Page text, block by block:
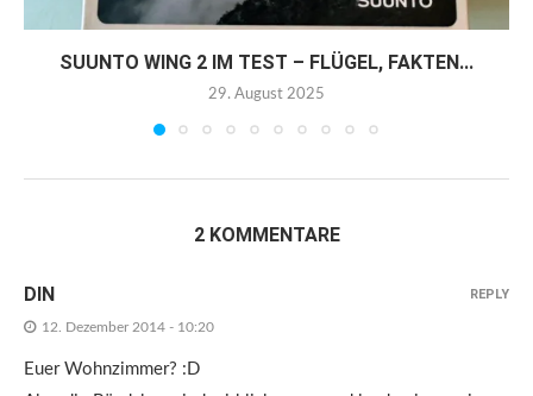
SUUNTO WING 2 IM TEST – FLÜGEL, FAKTEN...
29. August 2025
2 KOMMENTARE
DIN
12. Dezember 2014 - 10:20
Euer Wohnzimmer? :D
REPLY